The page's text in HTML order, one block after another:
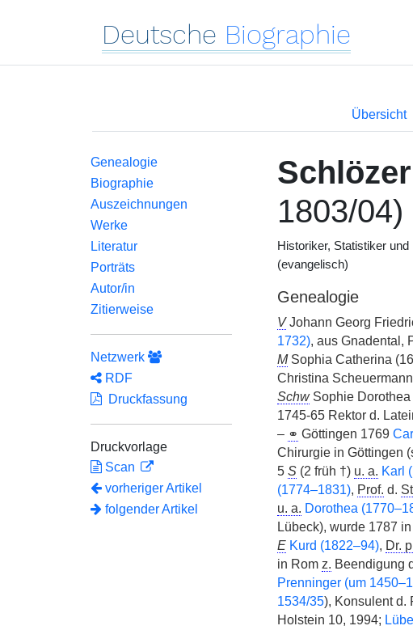
Deutsche Biographie
Übersicht
Genealogie
Biographie
Auszeichnungen
Werke
Literatur
Porträts
Autor/in
Zitierweise
Netzwerk
RDF
Druckfassung
Druckvorlage
Scan
vorheriger Artikel
folgender Artikel
Schlözer
1803/04)
Historiker, Statistiker und
(evangelisch)
Genealogie
VJohann Georg
1732), aus Gnadental,
MSophia Catherina
Christina
SchwSophie Dorothea
1745-65 Rektor d.
– ⚭ Göttingen 1769
Chirurgie in Göttingen
5 S(2 früh †) u. a. Karl
(1774–1831), Prof. d.
u. a. Dorothea
Lübeck), wurde 1787
E Kurd (1822–94), Dr.
in Rom z. Beendigung
Prenninger (um
1534/35), Konsulent d.
Holstein 10, 1994;